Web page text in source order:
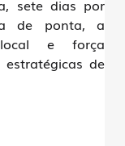
sete dias por
de ponta, a
local e força
de